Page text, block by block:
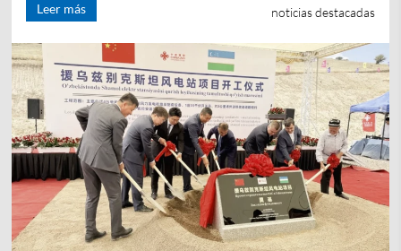
Leer más noticias destacadas